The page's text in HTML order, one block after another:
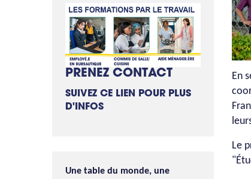
En
Le
PRENEZ CONTACT
SUIVEZ CE LIEN POUR PLUS
D'INFOS
Une table du monde, une